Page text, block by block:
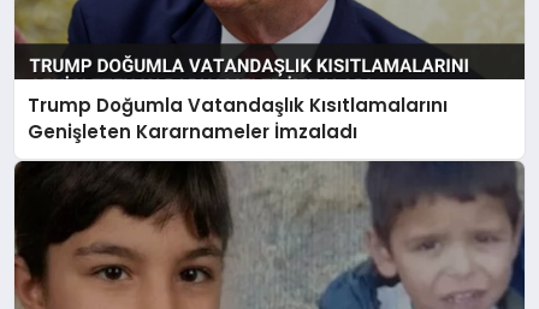
Trump Doğumla Vatandaşlık Kısıtlamalarını
Genişleten Kararnameler İmzaladı